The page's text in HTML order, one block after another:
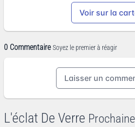
Voir sur la
0 Commentaire Soyez le premier à réagir
Laisser un
L'éclat De Verre